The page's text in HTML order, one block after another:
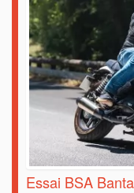
Essai BSA